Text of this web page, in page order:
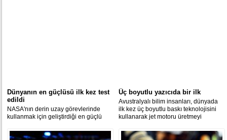
Dünyanın en güçlüsü ilk kez test
edildi
NASA'nın derin uzay görevlerinde
kullanmak için geliştirdiği en güçlü
ateşleyicileri ilk kez test edildi.
Üç boyutlu yazıcıda bir ilk
Avustralyalı bilim insanları, dünyada
ilk kez üç boyutlu baskı teknolojisini
kullanarak jet motoru üretmeyi